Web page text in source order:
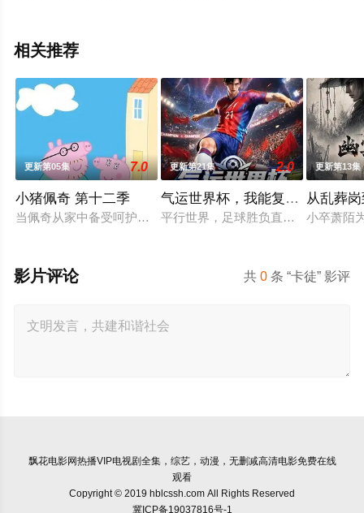
相关推荐
更新第05集 7.0
小猪佩奇 第十二季
当佩奇从家中备受呵护的"小妹妹"一跃成为肩负责任的"大姐姐"
更新第21集 2.0
气运世界杯，我能复制所有球星
平行世界，足球胜负直接绑定国运。
更新第13集
从乱葬
小卒萧陌
共0 条 “卡徒” 影评
影片评论
飘花电影网热播VIP电视剧全集，综艺，动漫，无删减高清电影免费在线
观看
Copyright © 2019 hblcssh.com All Rights Reserved
冀ICP备19037816号-1